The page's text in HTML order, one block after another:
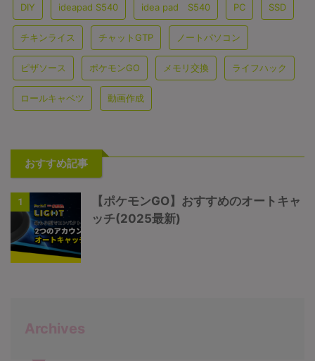
DIY ideapad S540 idea pad S540 PC SSD
チキンライス チャットGTP ノートパソコン
ピザソース ポケモンGO メモリ交換 ライフハック
ロールキャベツ 動画作成
おすすめ記事
1
【ポケモンGO】おすすめのオートキャ
ッチ(2025最新)
Archives